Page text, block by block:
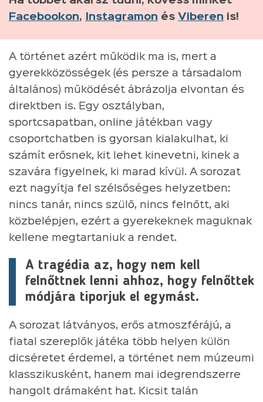
Facebookon, Instagramon és Viberen is!
A történet azért működik ma is, mert a
gyerekközösségek (és persze a társadalom
általános) működését ábrázolja elvontan és
direktben is. Egy osztályban,
sportcsapatban, online játékban vagy
csoportchatben is gyorsan kialakulhat, ki
számít erősnek, kit lehet kinevetni, kinek a
szavára figyelnek, ki marad kívül. A sorozat
ezt nagyítja fel szélsőséges helyzetben:
nincs tanár, nincs szülő, nincs felnőtt, aki
közbelépjen, ezért a gyerekeknek maguknak
kellene megtartaniuk a rendet.
A tragédia az, hogy nem kell
felnőttnek lenni ahhoz, hogy felnőttek
módjára tiporjuk el egymást.
A sorozat látványos, erős atmoszférájú, a
fiatal szereplők játéka több helyen külön
dicséretet érdemel, a történet nem múzeumi
klasszikusként, hanem mai idegrendszerre
hangolt drámaként hat. Kicsit talán